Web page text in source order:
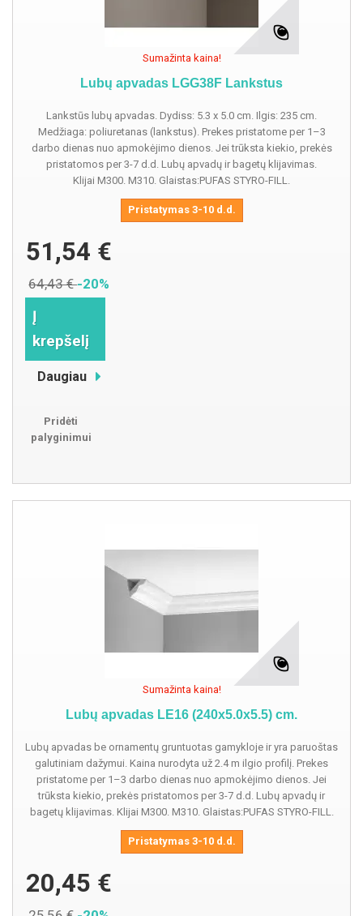
Sumažinta kaina!
Lubų apvadas LGG38F Lankstus
Lankstūs lubų apvadas. Dydiss: 5.3 x 5.0 cm. Ilgis: 235 cm.
Medžiaga: poliuretanas (lankstus). Prekes pristatome per 1–3
darbo dienas nuo apmokėjimo dienos. Jei trūksta kiekio, prekės
pristatomos per 3-7 d.d. Lubų apvadų ir bagetų klijavimas.
Klijai M300. M310. Glaistas:PUFAS STYRO-FILL.
Pristatymas 3-10 d.d.
51,54 €
64,43 €-20%
Į
krepšelį
Daugiau
Pridėti
palyginimui
Sumažinta kaina!
Lubų apvadas LE16 (240x5.0x5.5) cm.
Lubų apvadas be ornamentų gruntuotas gamykloje ir yra paruoštas
galutiniam dažymui. Kaina nurodyta už 2.4 m ilgio profilį. Prekes
pristatome per 1–3 darbo dienas nuo apmokėjimo dienos. Jei
trūksta kiekio, prekės pristatomos per 3-7 d.d. Lubų apvadų ir
bagetų klijavimas. Klijai M300. M310. Glaistas:PUFAS STYRO-FILL.
Pristatymas 3-10 d.d.
20,45 €